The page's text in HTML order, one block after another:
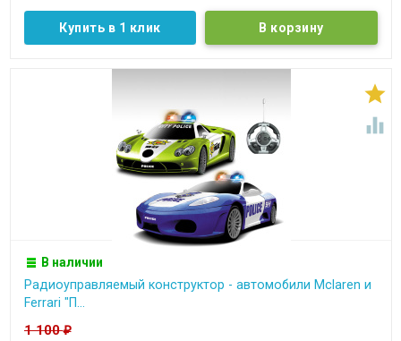
Купить в 1 клик


В наличии
Радиоуправляемый конструктор - автомобили Mclaren и
Ferrari "П...
1 100₽